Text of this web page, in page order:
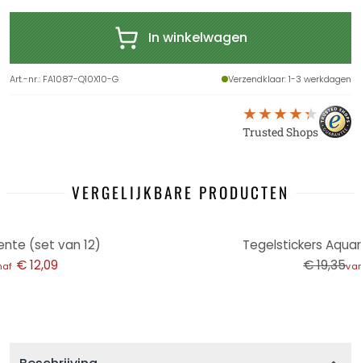
In winkelwagen
Art.-nr.: FA1087-Q10X10-G Verzendklaar: 1-3 werkdagen
Trusted Shops
VERGELIJKBARE PRODUCTEN
(set van 12)
€ 12,09
Tegelstickers
€ 19,35